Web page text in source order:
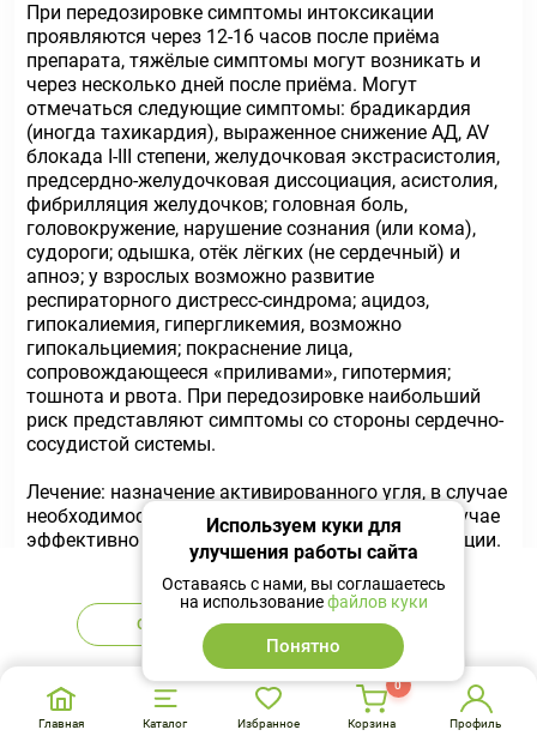
Нет в наличии
Сообщить Аналоги
При передозировке симптомы интоксикации
проявляются через 12-16 часов после приёма
препарата, тяжёлые симптомы могут возникать и
через несколько дней после приёма. Могут
отмечаться следующие симптомы: брадикардия
(иногда тахикардия), выраженное снижение АД, AV
блокада I-III степени, желудочковая экстрасистолия,
предсердно-желудочковая диссоциация, асистолия,
фибрилляция желудочков; головная боль,
головокружение, нарушение сознания (или кома),
судороги; одышка, отёк лёгких (не сердечный) и
апноэ; у взрослых возможно развитие
респираторного дистресс-синдрома; ацидоз,
гипокалиемия, гипергликемия, возможно
гипокальциемия; покраснение лица,
сопровождающееся «приливами», гипотермия;
тошнота и рвота. При передозировке наибольший
риск представляют симптомы со стороны сердечно-
сосудистой системы.
Лечение: назначение активированного угля, в случае
необходимости промывание желудка, в ряде случае
эффективно даже на поздней стадии интоксикации.
ВАЖНО! Атропин (0,25-0,5 мг в/в для взрослых, 10-20
мкг/кг для детей) должен быть назначен до
промывания желудка (из-за риска стимулирования
блуждающего нерва). Следует осуществлять
контроль ЭКГ, коррекцию кислотно-основного
состояния и электролитов сыворотки крови, при
необходимости обеспечить проходимость
Главная Каталог Избранное Корзина
0
Профиль
Используем куки для
улучшения работы сайта
Оставаясь с нами, вы соглашаетесь
на использованиефайлов куки
Понятно